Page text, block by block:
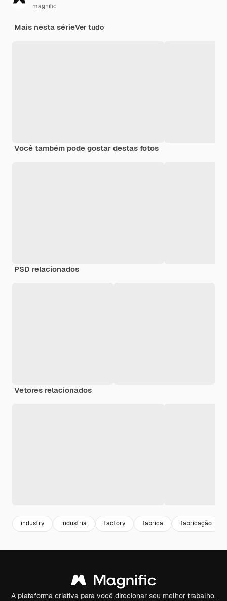
magnific
Mais nesta sérieVer tudo
Você também pode gostar destas fotos
PSD relacionados
Vetores relacionados
industry industria factory fabrica fabricação
A plataforma criativa para você direcionar seu melhor trabalho.